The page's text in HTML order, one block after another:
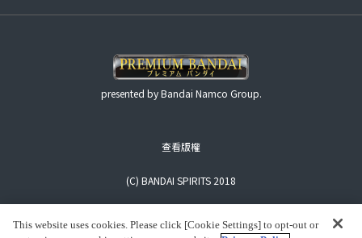
presented by Bandai Namco Group.
查看版權
(C) BANDAI SPIRITS 2018
This website uses cookies. Please click [Cookie Settings] to opt-out or